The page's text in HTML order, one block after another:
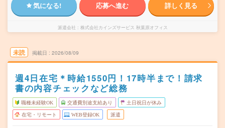
気になる! 応募へ進む 詳しく見る
派遣会社 株式会社カインズサービス 秋葉原オフィス
未読 掲載日 2026/08/09
週4日在宅＊時給1550円！17時半まで！請求
書の内容チェックなど総務
職種未経験OK 交通費別途支給あり 土日祝日が休み
在宅・リモート WEB登録OK 派遣